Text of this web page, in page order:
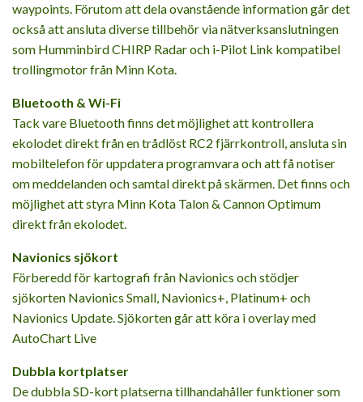
waypoints. Förutom att dela ovanstående information går det
också att ansluta diverse tillbehör via nätverksanslutningen
som Humminbird CHIRP Radar och i-Pilot Link kompatibel
trollingmotor från Minn Kota.
Bluetooth & Wi-Fi
Tack vare Bluetooth finns det möjlighet att kontrollera
ekolodet direkt från en trådlöst RC2 fjärrkontroll, ansluta sin
mobiltelefon för uppdatera programvara och att få notiser
om meddelanden och samtal direkt på skärmen. Det finns och
möjlighet att styra Minn Kota Talon & Cannon Optimum
direkt från ekolodet.
Navionics sjökort
Förberedd för kartografi från Navionics och stödjer
sjökorten Navionics Small, Navionics+, Platinum+ och
Navionics Update. Sjökorten går att köra i overlay med
AutoChart Live
Dubbla kortplatser
De dubbla SD-kort platserna tillhandahåller funktioner som